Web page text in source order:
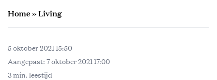
Home»Living
5 oktober 2021 15:50
Aangepast: 7 oktober 2021 17:00
3 min. leestijd